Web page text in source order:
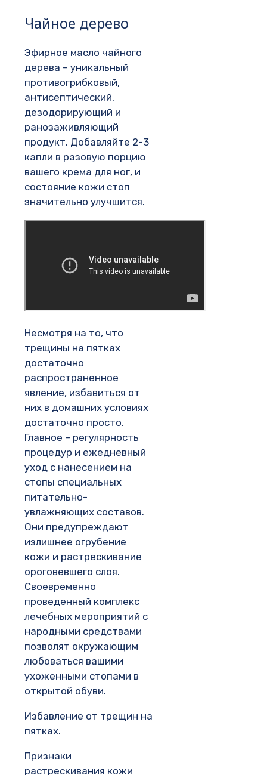
Чайное дерево
Эфирное масло чайного
дерева – уникальный
противогрибковый,
антисептический,
дезодорирующий и
ранозаживляющий
продукт. Добавляйте 2-3
капли в разовую порцию
вашего крема для ног, и
состояние кожи стоп
значительно улучшится.
Несмотря на то, что
трещины на пятках
достаточно
распространенное
явление, избавиться от
них в домашних условиях
достаточно просто.
Главное – регулярность
процедур и ежедневный
уход с нанесением на
стопы специальных
питательно-
увлажняющих составов.
Они предупреждают
излишнее огрубение
кожи и растрескивание
ороговевшего слоя.
Своевременно
проведенный комплекс
лечебных мероприятий с
народными средствами
позволят окружающим
любоваться вашими
ухоженными стопами в
открытой обуви.
Избавление от трещин на
пятках.
Признаки
растрескивания кожи